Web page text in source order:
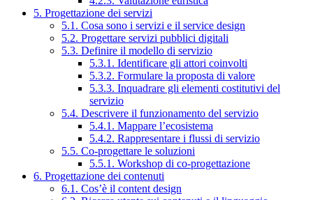
5. Progettazione dei servizi
5.1. Cosa sono i servizi e il service design
5.2. Progettare servizi pubblici digitali
5.3. Definire il modello di servizio
5.3.1. Identificare gli attori coinvolti
5.3.2. Formulare la proposta di valore
5.3.3. Inquadrare gli elementi costitutivi del
servizio
5.4. Descrivere il funzionamento del servizio
5.4.1. Mappare l’ecosistema
5.4.2. Rappresentare i flussi di servizio
5.5. Co-progettare le soluzioni
5.5.1. Workshop di co-progettazione
6. Progettazione dei contenuti
6.1. Cos’è il content design